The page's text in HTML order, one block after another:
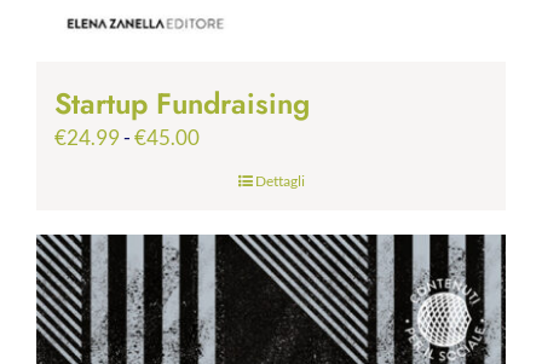
Startup Fundraising
€24.99-€45.00Fascia
€24.99
€45.00
Dettagli